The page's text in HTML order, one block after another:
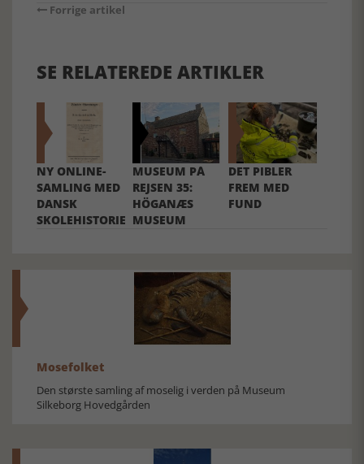
Forrige artikel
SE RELATEREDE ARTIKLER
NY ONLINE-
SAMLING MED
DANSK
SKOLEHISTORIE
MUSEUM PÅ
REJSEN 35:
HÖGANÆS
MUSEUM
DET PIBLER
FREM MED
FUND
Mosefolket
Den største samling af moselig i verden på Museum
Silkeborg Hovedgården